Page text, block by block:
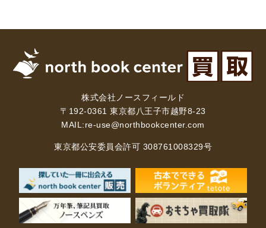
農学
エネルギー
化学 地球科学・エコロジー
医学書・東洋医学書
歯学書・歯科衛生士 看護学書
眼科学
針灸・漢方
リハビリテーション医学
伝統医学・東洋医学
基礎医学
小児科学
整形外科学
株式会社ノースフィールド
〒192-0361 東京都八王子市越野8-23
MAIL:re-use@northbookcenter.com
東京都公安委員会許可 308761008329号